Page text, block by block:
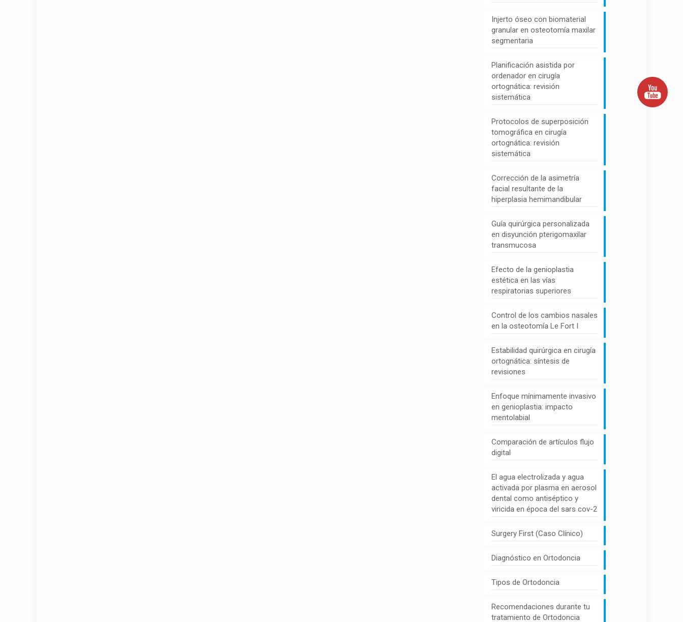
Injerto óseo con biomaterial
granular en osteotomía maxilar
segmentaria
Planificación asistida por
ordenador en cirugía
ortognática: revisión
sistemática
Protocolos de superposición
tomográfica en cirugía
ortognática: revisión
sistemática
Corrección de la asimetría
facial resultante de la
hiperplasia hemimandibular
Guía quirúrgica personalizada
en disyunción pterigomaxilar
transmucosa
Efecto de la genioplastia
estética en las vías
respiratorias superiores
Control de los cambios nasales
en la osteotomía Le Fort I
Estabilidad quirúrgica en cirugía
ortognática: síntesis de
revisiones
Enfoque mínimamente invasivo
en genioplastia: impacto
mentolabial
Comparación de artículos flujo
digital
El agua electrolizada y agua
activada por plasma en aerosol
dental como antiséptico y
viricida en época del sars cov-2
Surgery First (Caso Clínico)
Diagnóstico en Ortodoncia
Tipos de Ortodoncia
Recomendaciones durante tu
tratamiento de Ortodoncia